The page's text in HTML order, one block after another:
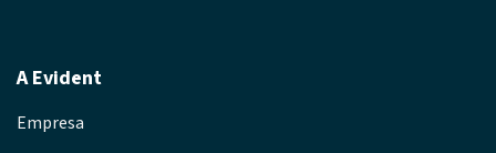
A Evident
Empresa